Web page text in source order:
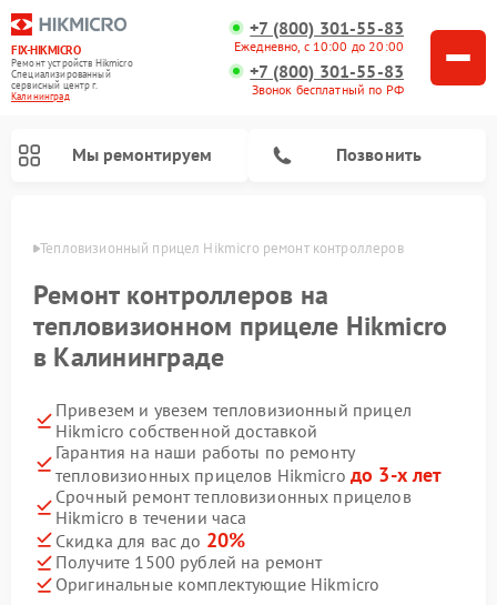
FIX-HIKMICRO
Ремонт устройств Hikmicro
Специализированный
cервисный центр г.
Калининград
+7 (800) 301-55-83
Ежедневно, с 10:00 до 20:00
+7 (800) 301-55-83
Звонок бесплатный по РФ
Мы ремонтируем Позвонить
Тепловизионный прицел Hikmicro ремонт контроллеров
Ремонт контроллеров на
тепловизионном прицеле Hikmicro
в Калининграде
Привезем и увезем тепловизионный прицел
Hikmicro собственной доставкой
Гарантия на наши работы по ремонту
тепловизионных прицелов Hikmicro до 3-х лет
Срочный ремонт тепловизионных прицелов
Hikmicro в течении часа
Скидка для вас до 20%
Получите 1500 рублей на ремонт
Оригинальные комплектующие Hikmicro